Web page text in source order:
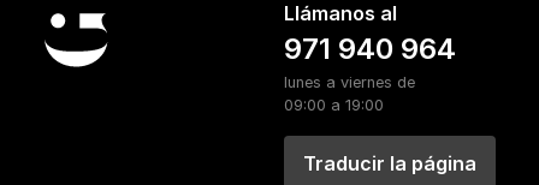
Llámanos al
971 940 964
lunes a viernes de
09:00 a 19:00
Traducir la página